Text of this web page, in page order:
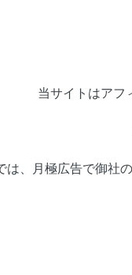
当サイトはアフ
は、月極広告で御社